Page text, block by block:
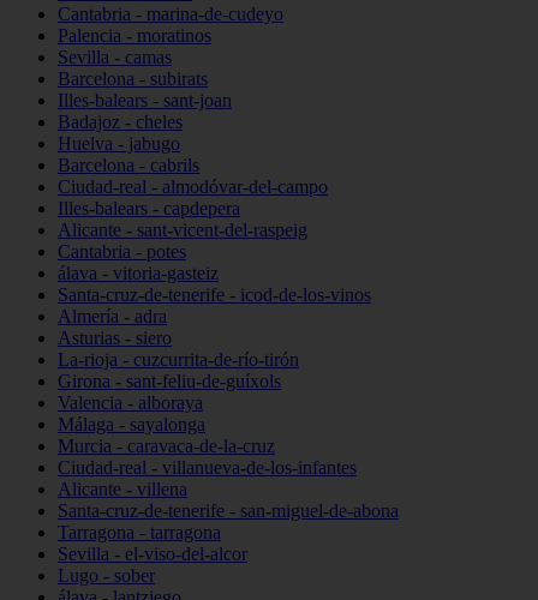
Cantabria - marina-de-cudeyo
Palencia - moratinos
Sevilla - camas
Barcelona - subirats
Illes-balears - sant-joan
Badajoz - cheles
Huelva - jabugo
Barcelona - cabrils
Ciudad-real - almodóvar-del-campo
Illes-balears - capdepera
Alicante - sant-vicent-del-raspeig
Cantabria - potes
álava - vitoria-gasteiz
Santa-cruz-de-tenerife - icod-de-los-vinos
Almería - adra
Asturias - siero
La-rioja - cuzcurrita-de-río-tirón
Girona - sant-feliu-de-guíxols
Valencia - alboraya
Málaga - sayalonga
Murcia - caravaca-de-la-cruz
Ciudad-real - villanueva-de-los-infantes
Alicante - villena
Santa-cruz-de-tenerife - san-miguel-de-abona
Tarragona - tarragona
Sevilla - el-viso-del-alcor
Lugo - sober